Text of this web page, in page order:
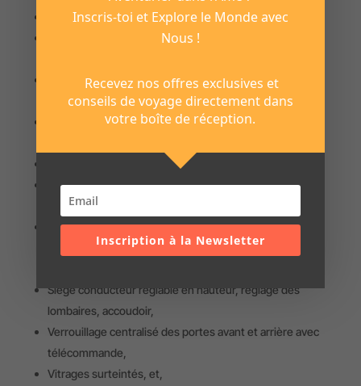
Aide au démarrage en côte + miroir angle mort,
Pack Easy Park + : caméra de recul, Radars de
Pack Look : caches rails et colonnes de feux couleur
carrosserie,
Pack Multimédia Easy Link 8» : écran tactile 8» et Radio
Port USB, Bluetooth, Prise Jack,
Smartphone Réplication AndroidAutoTM et
ApplecarplayTM,
Pack Visibilité : allumage automatique des feux, essuie-
vitres avec détecteur de pluie et projecteur
Siège conducteur réglable en hauteur, réglage des
lombaires, accoudoir,
Verrouillage centralisé des portes avant et arrière avec
télécommande,
Vitrages surteintés, et,
Inscris-toi et Explore le Monde avec
Nous !
Recevez nos offres exclusives et
conseils de voyage directement dans
votre boîte de réception.
Inscription à la Newsletter